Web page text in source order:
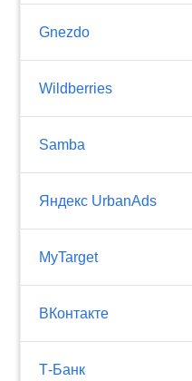
Gnezdo
Wildberries
Samba
Яндекс UrbanAds
MyTarget
ВКонтакте
Т-Банк